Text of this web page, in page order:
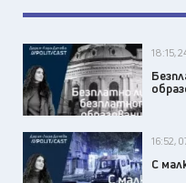
18:15,
16:52,
С